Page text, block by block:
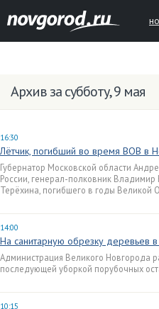
Архив за субботу, 9 мая
16:30
Лётчик, погибший во время ВОВ в
Губернатор Московской области
России, генерал-полковник
Терёхина, погибшего в годы Великой
14:00
На санитарную обрезку деревьев
Администрация Великого Новгорода
последующей уборкой порубочных
10:15